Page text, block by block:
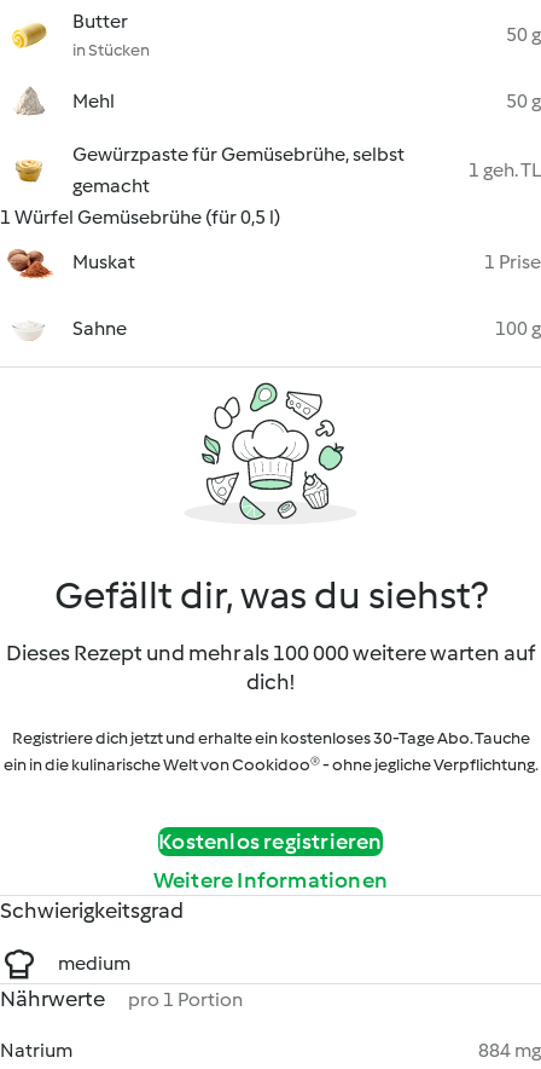
Butter
in Stücken
50 g
Mehl 50 g
Gewürzpaste für Gemüsebrühe, selbst
gemacht
1 geh. TL
1 Würfel Gemüsebrühe (für 0,5 l)
Muskat
1 Prise
Sahne 100 g
Gefällt dir, was du siehst?
Dieses Rezept und mehr als 100 000 weitere warten auf
dich!
Registriere dich jetzt und erhalte ein kostenloses 30-Tage Abo. Tauche
ein in die kulinarische Welt von Cookidoo® - ohne jegliche Verpflichtung.
Kostenlos registrieren
Weitere Informationen
Schwierigkeitsgrad
medium
Nährwerte pro 1 Portion
Natrium
884 mg